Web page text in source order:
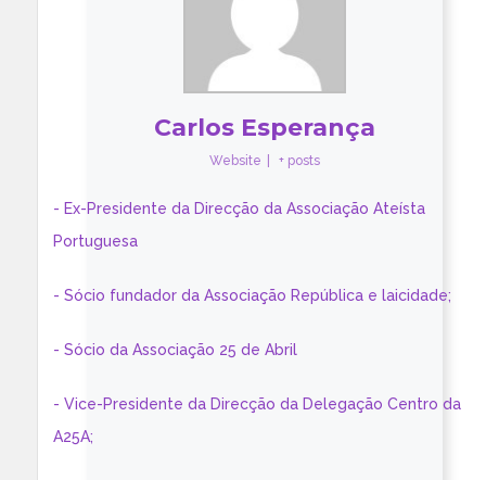
Carlos Esperança
Website + posts
- Ex-Presidente da Direcção da Associação Ateísta
Portuguesa
- Sócio fundador da Associação República e laicidade;
- Sócio da Associação 25 de Abril
- Vice-Presidente da Direcção da Delegação Centro da
A25A;